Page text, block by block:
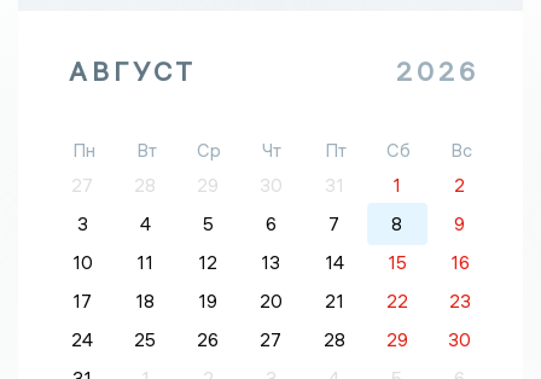
АВГУСТ 2026
Пн Вт Ср Чт Пт Сб
Вс
27
28 29 30 31 1
2
3
4 5 6 7 8
9
10
11 12 13 14 15
16
17
18 19 20 21 22
23
24
25 26 27 28 29
30